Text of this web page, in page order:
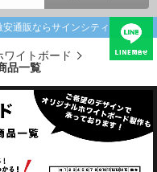
通販ならサインシティ
ワイトボード
品一覧